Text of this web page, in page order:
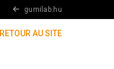
gumilab.hu
RETOUR AU SITE